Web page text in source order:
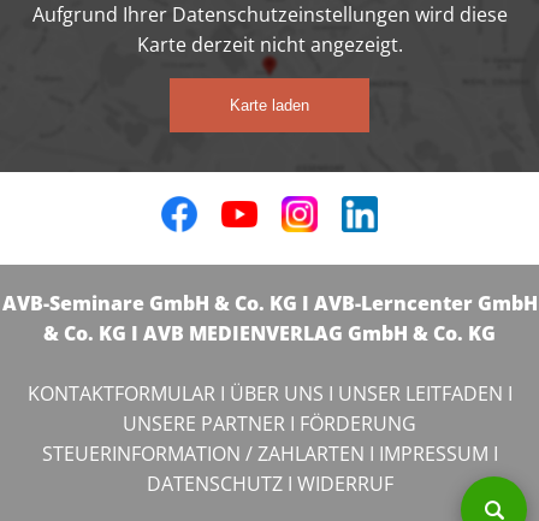
Aufgrund Ihrer Datenschutzeinstellungen wird diese
Karte derzeit nicht angezeigt.
Karte laden
AVB-Seminare GmbH & Co. KG I AVB-Lerncenter GmbH
& Co. KG I AVB MEDIENVERLAG GmbH & Co. KG
KONTAKTFORMULARI ÜBER UNS I UNSER LEITFADEN I
UNSERE PARTNER I FÖRDERUNG
STEUERINFORMATION / ZAHLARTEN I IMPRESSUM I
DATENSCHUTZI WIDERRUF